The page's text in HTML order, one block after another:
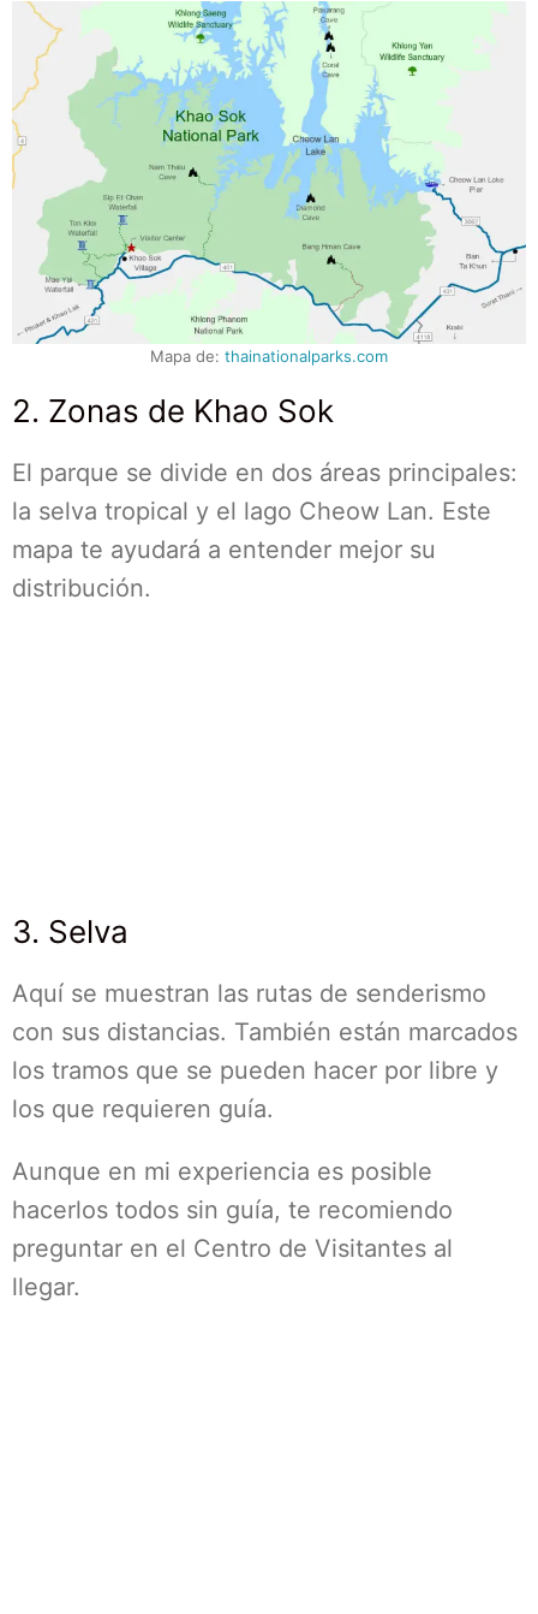
Mapa de: thainationalparks.com
2. Zonas de Khao Sok
El parque se divide en dos áreas principales:
la selva tropical y el lago Cheow Lan. Este
mapa te ayudará a entender mejor su
distribución.
3. Selva
Aquí se muestran las rutas de senderismo
con sus distancias. También están marcados
los tramos que se pueden hacer por libre y
los que requieren guía.
Aunque en mi experiencia es posible
hacerlos todos sin guía, te recomiendo
preguntar en el Centro de Visitantes al
llegar.